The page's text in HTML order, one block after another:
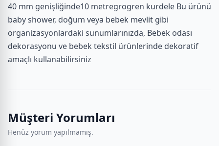
40 mm genişliğinde10 metregrogren kurdele Bu ürünü
baby shower, doğum veya bebek mevlit gibi
organizasyonlardaki sunumlarınızda, Bebek odası
dekorasyonu ve bebek tekstil ürünlerinde dekoratif
amaçlı kullanabilirsiniz
Müşteri Yorumları
Henüz yorum yapılmamış.